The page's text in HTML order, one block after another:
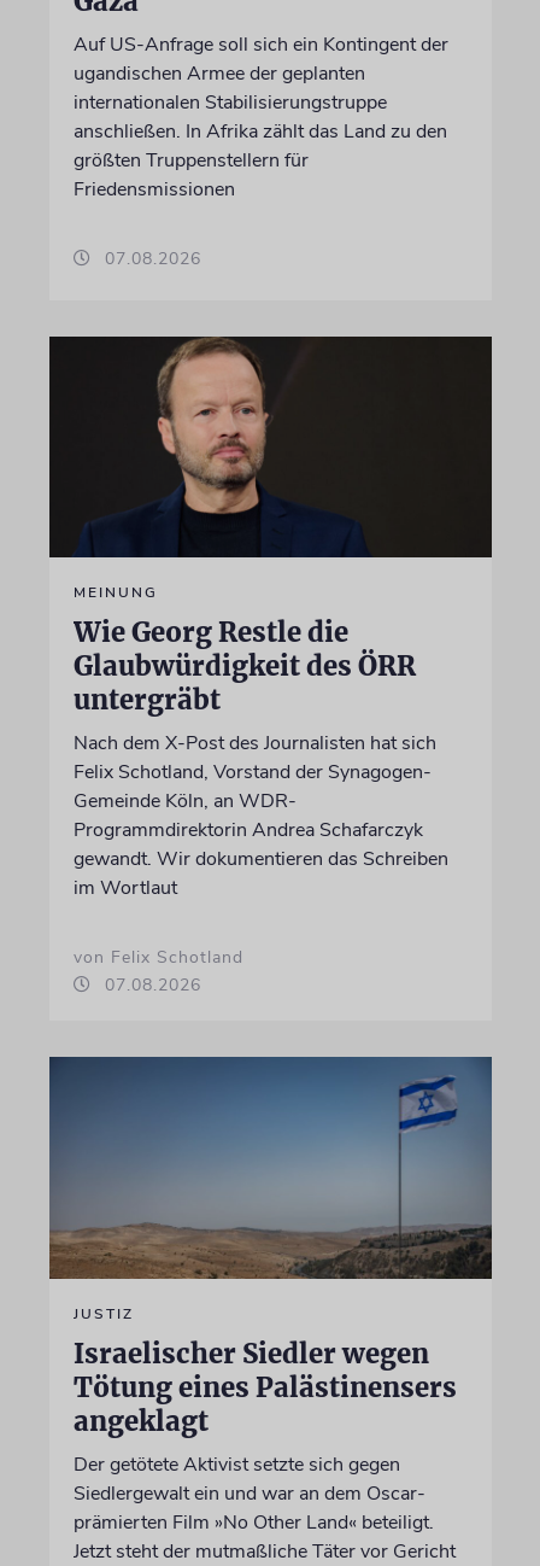
Auf US-Anfrage soll sich ein Kontingent der
ugandischen Armee der geplanten
internationalen Stabilisierungstruppe
anschließen. In Afrika zählt das Land zu den
größten Truppenstellern für
Friedensmissionen
07.08.2026
MEINUNG
Wie Georg Restle die
Glaubwürdigkeit des ÖRR
untergräbt
Nach dem X-Post des Journalisten hat sich
Felix Schotland, Vorstand der Synagogen-
Gemeinde Köln, an WDR-
Programmdirektorin Andrea Schafarczyk
gewandt. Wir dokumentieren das Schreiben
im Wortlaut
von Felix Schotland
07.08.2026
JUSTIZ
Israelischer Siedler wegen
Tötung eines Palästinensers
angeklagt
Der getötete Aktivist setzte sich gegen
Siedlergewalt ein und war an dem Oscar-
prämierten Film »No Other Land« beteiligt.
Jetzt steht der mutmaßliche Täter vor Gericht